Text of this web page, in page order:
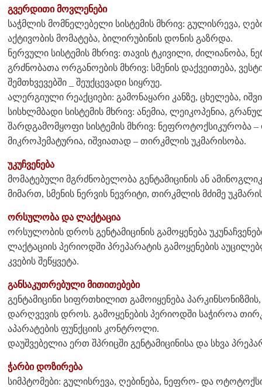
გვერდითი მოვლენები
საჭმლის მომნელებელი სისტემის მხრივ: გულისრევა,
აქტივობის მომატება, ბილირუბინის დონის გაზრდა.
ნერვული სისტემის მხრივ: თავის ტკივილი, ძილიანობა,
გრძნობათა ორგანოების მხრივ: სმენის დაქვეითება,
შემთხვევებში _ შეუქცევადი სიყრუე.
ალერგიული რეაქციები: გამონაყარი კანზე, ცხელება,
სისხლმბადი სისტემის მხრივ: ანემია, ლეიკოპენია,
შარდგამომყოფი სისტემის მხრივ: ნეფროტოქსიკურობა
მიკროჰემატურია, იშვიათად – თირკმლის უკმარისობა.
უკუჩვენება
მომატებული მგრძნობელობა გენტამიცინის ან
მიმართ, სმენის ნერვის ნევრიტი, თირკმლის მძიმე
ორსულობა და ლაქტაცია
ორსულობის დროს გენტამიცინის გამოყენება
ლაქტაციის პერიოდში პრეპარატის გამოყენების
კვების შეწყვეტა.
განსაკუთრებული მითითებები
გენტამიცინი სიფრთხილით გამოიყენება
დარღვევის დროს. გამოყენების პერიოდში საჭიროა
აპარატების ფუნქციის კონტროლი.
დაუშვებელია ერთ შპრიცში გენტამიცინისა და სხვა
ჭარბი დოზირება
სიმპტომები: გულისრევა, ღებინება, ნეფრო- და